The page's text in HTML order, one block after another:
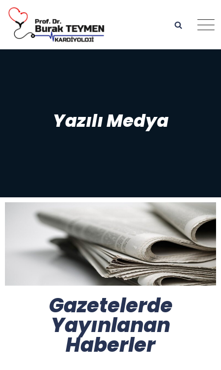
Yazılı Medya
Gazetelerde
Yayınlanan
Haberler